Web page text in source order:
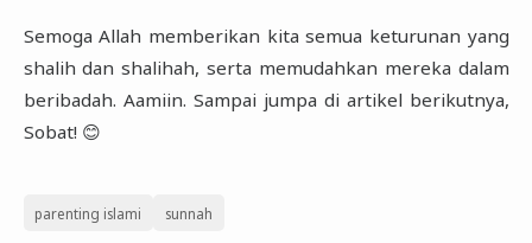
Semoga Allah memberikan kita semua keturunan yang
shalih dan shalihah, serta memudahkan mereka dalam
beribadah. Aamiin. Sampai jumpa di artikel berikutnya,
Sobat! 😊
parenting islami sunnah